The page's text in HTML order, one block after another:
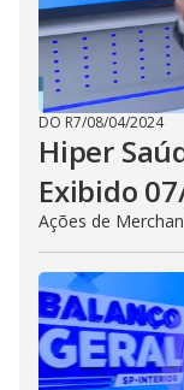
DO R7/08/04/2024
Hiper
Exibido
Ações de